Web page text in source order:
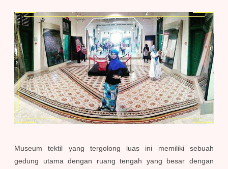
Museum tektil yang tergolong luas ini memiliki sebuah
gedung utama dengan ruang tengah yang besar dengan